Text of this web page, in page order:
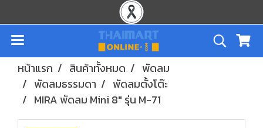
หน้าแรก สินค้าทั้งหมด
พัดลม
พัดลมธรรมดา
พัดลมตั้งโต๊ะ
MIRA พัดลม Mini 8" รุ่น M-71